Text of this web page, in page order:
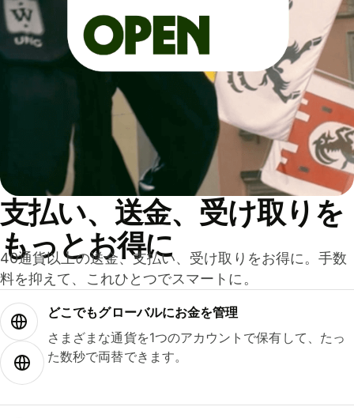
支払い、送金、受け取りを
もっとお得に
40通貨以上の送金、支払い、受け取りをお得に。手数
料を抑えて、これひとつでスマートに。
どこでもグ⁠ロ⁠ー⁠バ⁠ルにお金を管理
さまざまな通貨を1つのアカウントで保有して、たっ
た数秒で両替できます。